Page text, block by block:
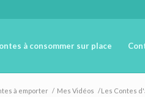
à consommer sur place
à emporter / Mes Vidéos /Les Contes